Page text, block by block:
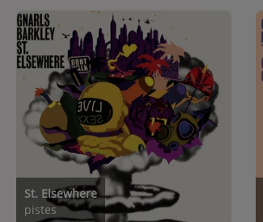
St. Elsewhere
pistes